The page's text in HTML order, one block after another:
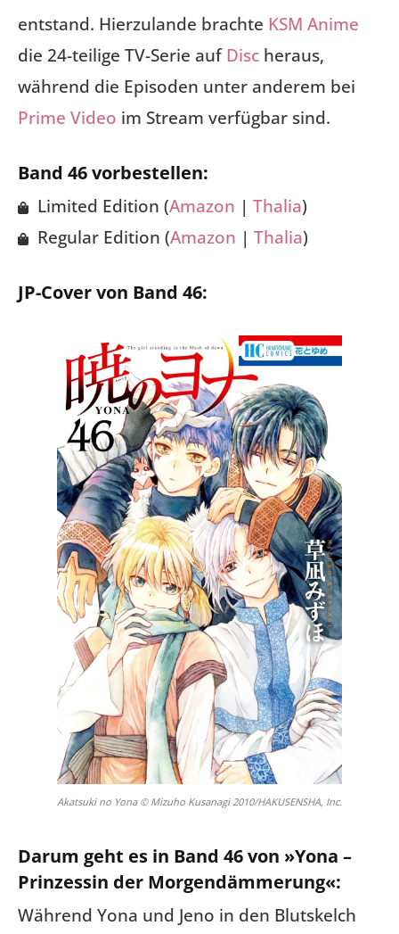
entstand. Hierzulande brachte KSM Anime
die 24-teilige TV-Serie aufDisc heraus,
während die Episoden unter anderem bei
Prime Video im Stream verfügbar sind.
Band 46 vorbestellen:
Limited Edition (Amazon | Thalia)
Regular Edition (Amazon | Thalia)
JP-Cover von Band 46:
Akatsuki no Yona © Mizuho Kusanagi 2010/HAKUSENSHA, Inc.
Darum geht es in Band 46 von »Yona –
Prinzessin der Morgendämmerung«:
Während Yona und Jeno in den Blutskelch